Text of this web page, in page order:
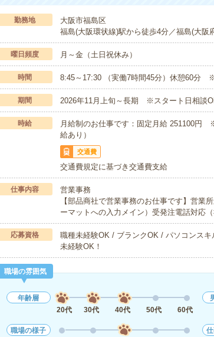
勤務地
大阪市福島区
福島(大阪環状線)駅から徒歩4分／福島(大
曜日頻度 月～金（土日祝休み）
時間 8:45～17:30 （実働7時間45分）休憩60分
期間 2026年11月上旬～長期 ※スタート日相談
時給
月給制のお仕事です：固定月給 251100円
給あり）
交通費
交通費規定に基づき交通費支給
仕事内容
営業事務
【部品商社で営業事務のお仕事です】営業
ーマットへの入力メイン）受発注電話対応
応募資格
職種未経験OK / ブランクOK / パソコンス
未経験OK！
職場の雰囲気
年齢層
20代
30代 40代 50代 60代
職場の様子